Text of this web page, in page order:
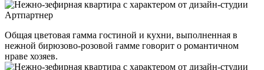
Общая цветовая гамма гостиной и кухни, выполненная в
нежной бирюзово-розовой гамме говорит о романтичном
нраве хозяев.